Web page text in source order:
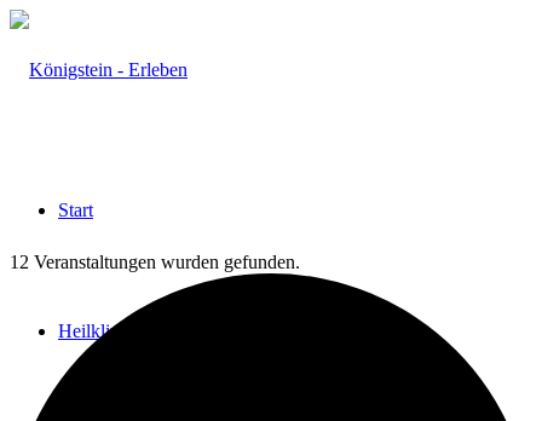
Start
Heilklima
12 Veranstaltungen wurden gefunden.